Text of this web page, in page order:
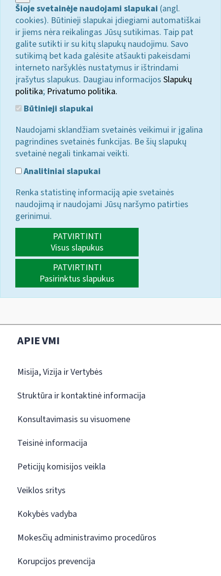
Šioje svetainėje naudojami slapukai (angl.
cookies). Būtinieji slapukai įdiegiami automatiškai
ir jiems nėra reikalingas Jūsų sutikimas. Taip pat
galite sutikti ir su kitų slapukų naudojimu. Savo
sutikimą bet kada galėsite atšaukti pakeisdami
interneto naršyklės nustatymus ir ištrindami
įrašytus slapukus. Daugiau informacijos Slapukų
politika; Privatumo politika.
Būtinieji slapukai
Naudojami sklandžiam svetainės veikimui ir įgalina
pagrindines svetainės funkcijas. Be šių slapukų
svetainė negali tinkamai veikti.
Analitiniai slapukai
Renka statistinę informaciją apie svetainės
naudojimą ir naudojami Jūsų naršymo patirties
gerinimui.
PATVIRTINTI
Visus slapukus
PATVIRTINTI
Pasirinktus slapukus
APIE VMI
Misija, Vizija ir Vertybės
Struktūra ir kontaktinė informacija
Konsultavimasis su visuomene
Teisinė informacija
Peticijų komisijos veikla
Veiklos sritys
Kokybės vadyba
Mokesčių administravimo procedūros
Korupcijos prevencija